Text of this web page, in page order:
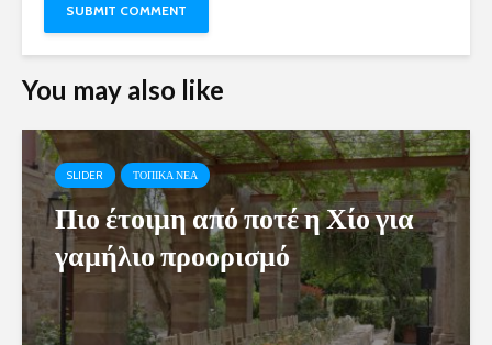
You may also like
SLIDER ΤΟΠΙΚΑ ΝΕΑ
Πιο έτοιμη από ποτέ η Χίο για
γαμήλιο προορισμό